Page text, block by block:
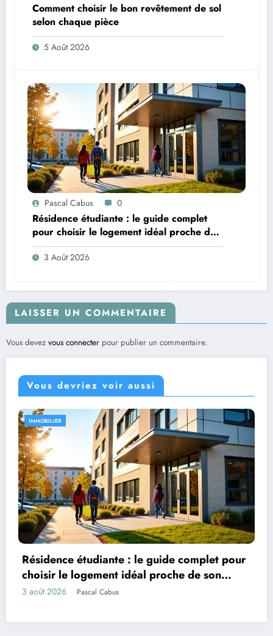
Comment choisir le bon revêtement de sol
selon chaque pièce
5 Août 2026
Pascal Cabus 0
Résidence étudiante : le guide complet
pour choisir le logement idéal proche de
son campus
3 Août 2026
LAISSER UN COMMENTAIRE
Vous devez vous connecter pour publier un commentaire.
Vous devriez voir aussi
: le guide complet pour
proche de son
PRATIQUE
L’impact de